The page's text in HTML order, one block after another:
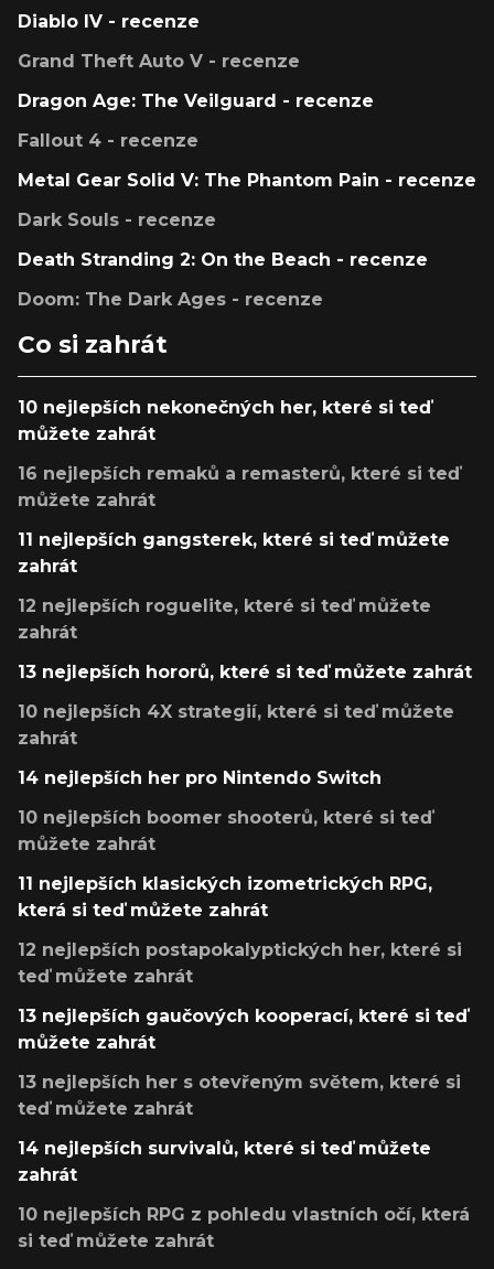
Diablo IV - recenze
Grand Theft Auto V - recenze
Dragon Age: The Veilguard - recenze
Fallout 4 - recenze
Metal Gear Solid V: The Phantom Pain - recenze
Dark Souls - recenze
Death Stranding 2: On the Beach - recenze
Doom: The Dark Ages - recenze
Co si zahrát
10 nejlepších nekonečných her, které si teď
můžete zahrát
16 nejlepších remaků a remasterů, které si teď
můžete zahrát
11 nejlepších gangsterek, které si teď můžete
zahrát
12 nejlepších roguelite, které si teď můžete
zahrát
13 nejlepších hororů, které si teď můžete zahrát
10 nejlepších 4X strategií, které si teď můžete
zahrát
14 nejlepších her pro Nintendo Switch
10 nejlepších boomer shooterů, které si teď
můžete zahrát
11 nejlepších klasických izometrických RPG,
která si teď můžete zahrát
12 nejlepších postapokalyptických her, které si
teď můžete zahrát
13 nejlepších gaučových kooperací, které si teď
můžete zahrát
13 nejlepších her s otevřeným světem, které si
teď můžete zahrát
14 nejlepších survivalů, které si teď můžete
zahrát
10 nejlepších RPG z pohledu vlastních očí, která
si teď můžete zahrát